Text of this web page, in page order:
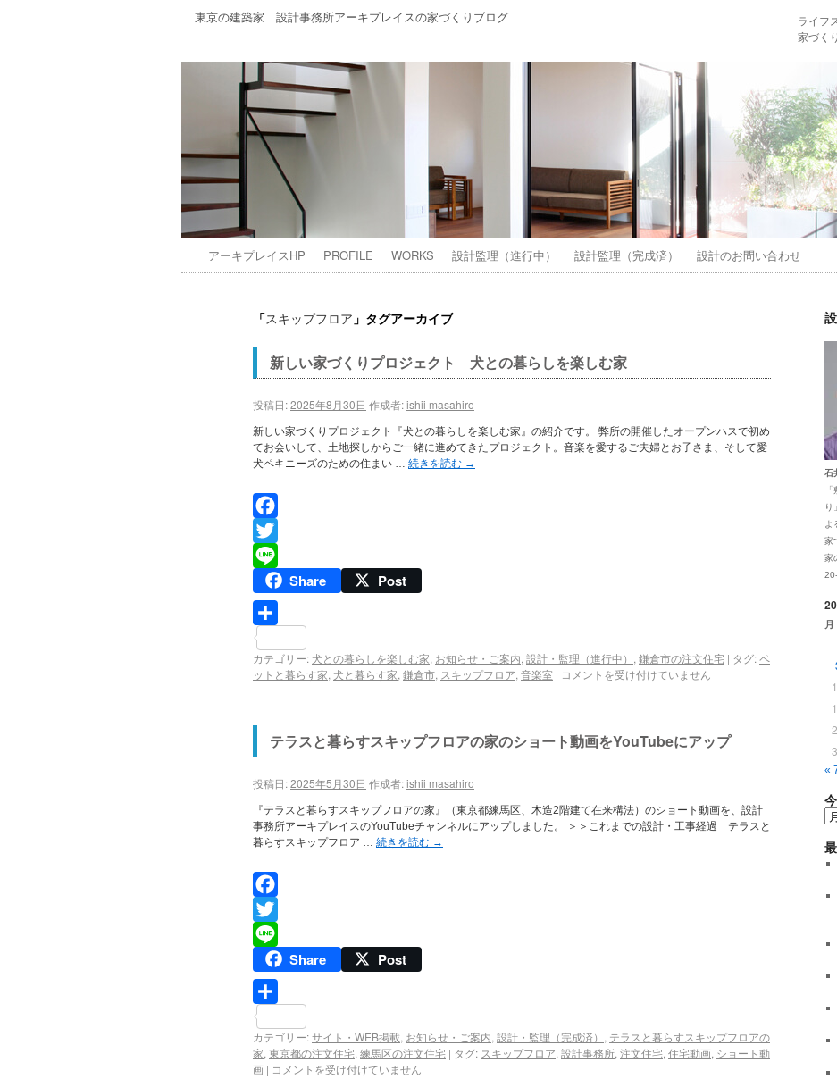
東京の建築家 設計事務所アーキプレイスの家づくりブログ
ライフ
家づくり
アーキプレイスHP PROFILE WORKS 設計監理（進行中） 設計監理（完成済） 設計のお問い合わせ
「スキップフロア 」タグアーカイブ
新しい家づくりプロジェクト 犬との暮らしを楽しむ家
投稿日:2025年8月30日 作成者:ishii masahiro
新しい家づくりプロジェクト『犬との暮らしを楽しむ家』の紹介です。 弊所の開催したオープンハスで初め
てお会いして、土地探しからご一緒に進めてきたプロジェクト。音楽を愛するご夫婦とお子さま、そして愛
犬ペキニーズのための住まい … 続きを読む →
Facebook
Twitter
Line
Share Post
有
カテゴリー: 犬との暮らしを楽しむ家, お知らせ・ご案内, 設計・監理（進行中） , 鎌倉市の注文住宅 | タグ:ペ
ットと暮らす家, 犬と暮らす家, 鎌倉市, スキップフロア, 音楽室 | コメントを受け付けていません
テラスと暮らすスキップフロアの家のショート動画をYouTubeにアップ
投稿日:2025年5月30日 作成者:ishii masahiro
『テラスと暮らすスキップフロアの家』（東京都練馬区、木造2階建て在来構法）のショート動画を、設計
事務所アーキプレイスのYouTubeチャンネルにアップしました。 ＞＞これまでの設計・工事経過 テラスと
暮らすスキップフロア … 続きを読む →
Facebook
Twitter
Line
Share Post
有
カテゴリー:サイト・WEB掲載, お知らせ・ご案内, 設計・監理（完成済） , テラスと暮らすスキップフロアの
家, 東京都の注文住宅, 練馬区の注文住宅 | タグ: スキップフロア, 設計事務所, 注文住宅, 住宅動画, ショート動
画 | コメントを受け付けていません
石
り
よ
家
家
月
«